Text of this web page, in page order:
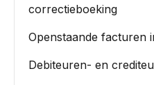
correctieboeking
Openstaande facturen
Debiteuren- en